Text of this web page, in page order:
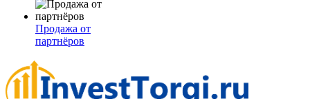
Продажа от
партнёров